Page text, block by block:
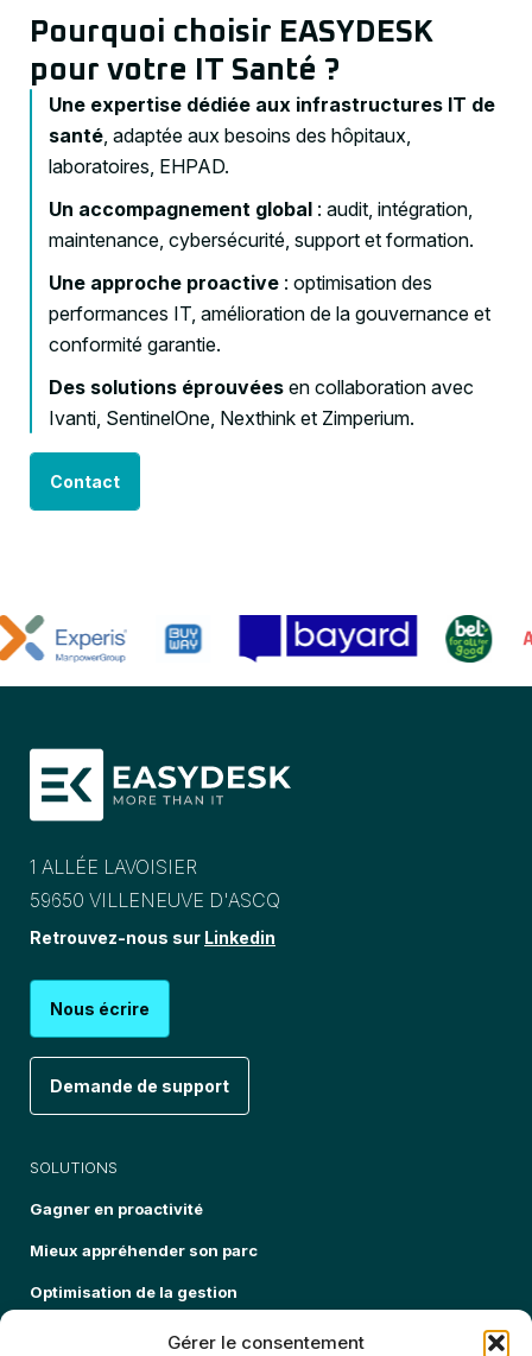
Gérer le consentement
Pourquoi choisir EASYDESK
pour votre IT Santé ?
Une expertise dédiée aux infrastructures IT de
santé, adaptée aux besoins des hôpitaux,
laboratoires, EHPAD.
Un accompagnement global : audit, intégration,
maintenance, cybersécurité, support et formation.
Une approche proactive : optimisation des
performances IT, amélioration de la gouvernance et
conformité garantie.
Des solutions éprouvées en collaboration avec
Ivanti, SentinelOne, Nexthink et Zimperium.
Contact
1 ALLÉE LAVOISIER
59650 VILLENEUVE D'ASCQ
Retrouvez-nous sur Linkedin
Nous écrire
Demande de support
SOLUTIONS
Gagner en proactivité
Mieux appréhender son parc
Optimisation de la gestion
Sécuriser mon parc informatique